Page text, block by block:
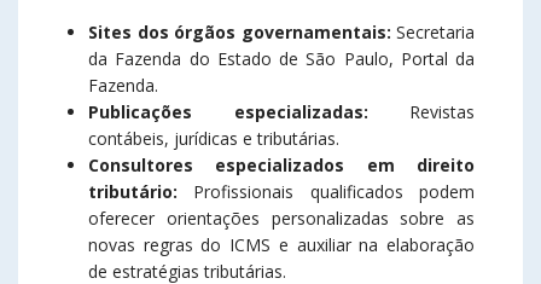
Sites dos órgãos governamentais: Secretaria
da Fazenda do Estado de São Paulo, Portal da
Fazenda.
Publicações especializadas: Revistas
contábeis, jurídicas e tributárias.
Consultores especializados em direito
tributário: Profissionais qualificados podem
oferecer orientações personalizadas sobre as
novas regras do ICMS e auxiliar na elaboração
de estratégias tributárias.